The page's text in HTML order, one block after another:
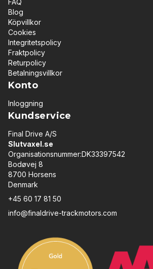
Blog
Köpvillkor
Cookies
Integritetspolicy
Fraktpolicy
Returpolicy
Betalningsvillkor
Konto
Inloggning
Kundservice
Final Drive A/S
Slutvaxel.se
Organisationsnummer:DK33397542
Bodøvej 8
8700 Horsens
Denmark
+45 60 17 81 50
info@finaldrive-trackmotors.com